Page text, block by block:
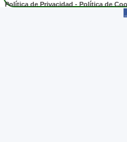
Política de Privacidad-Política de